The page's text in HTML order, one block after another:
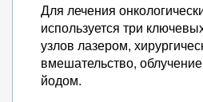
Для лечения
используется три
узлов лазером,
вмешательство,
йодом.